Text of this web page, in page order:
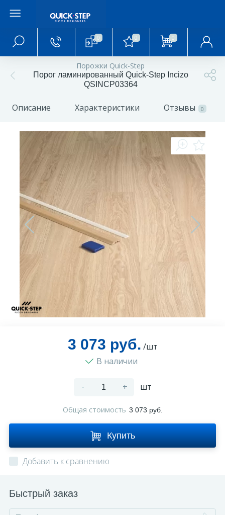
0 0 0
Порожки Quick-Step
Порог ламинированный Quick-Step Incizo
QSINCP03364
Описание Характеристики Отзывы 0
3 073 руб. /шт
В наличии
- + шт
Общая стоимость 3 073 руб.
Купить
Добавить к сравнению
Быстрый заказ
Главное меню
Главная
О магазине
Статьи и обзоры
Фотогалерея
Оплата и доставка
Контакты
Монтаж